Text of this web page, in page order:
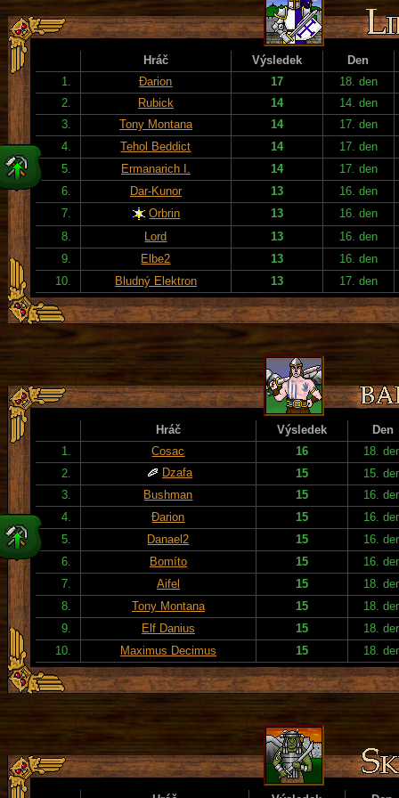
Hráč Výsledek
Den
1.
Đarion 17
18. den
2.
Rubick 14
14. den
3.
Tony Montana 14
17. den
4.
Tehol Beddict 14
17. den
5.
Ermanarich I. 14
17. den
6.
Dar-Kunor 13
16. den
7.
Orbrin 13
16. den
8.
Lord 13
16. den
9.
Elbe2 13
16. den
10.
Bludný Elektron 13 17. den
Hráč Výsledek
Den
1.
Cosac 16
18.
2.
Dzafa 15
15.
3.
Bushman 15
16.
4.
Đarion 15
16.
5.
Danael2 15
16.
6.
Bomíto 15
16.
7.
Aifel 15
18.
8.
Tony Montana 15
18.
9.
Elf Danius 15
18.
10.
Maximus Decimus 15 18.